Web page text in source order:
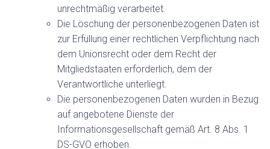
unrechtmäßig verarbeitet.
Die Löschung der personenbezogenen Daten ist
zur Erfüllung einer rechtlichen Verpflichtung nach
dem Unionsrecht oder dem Recht der
Mitgliedstaaten erforderlich, dem der
Verantwortliche unterliegt.
Die personenbezogenen Daten wurden in Bezug
auf angebotene Dienste der
Informationsgesellschaft gemäß Art. 8 Abs. 1
DS-GVO erhoben.